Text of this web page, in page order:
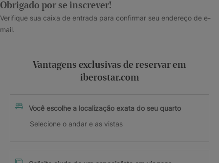
Obrigado por se inscrever!
Verifique sua caixa de entrada para confirmar seu endereço de e-
mail.
Vantagens exclusivas de reservar em
iberostar.com
Você escolhe a localização exata do seu quarto
Selecione o andar e as vistas